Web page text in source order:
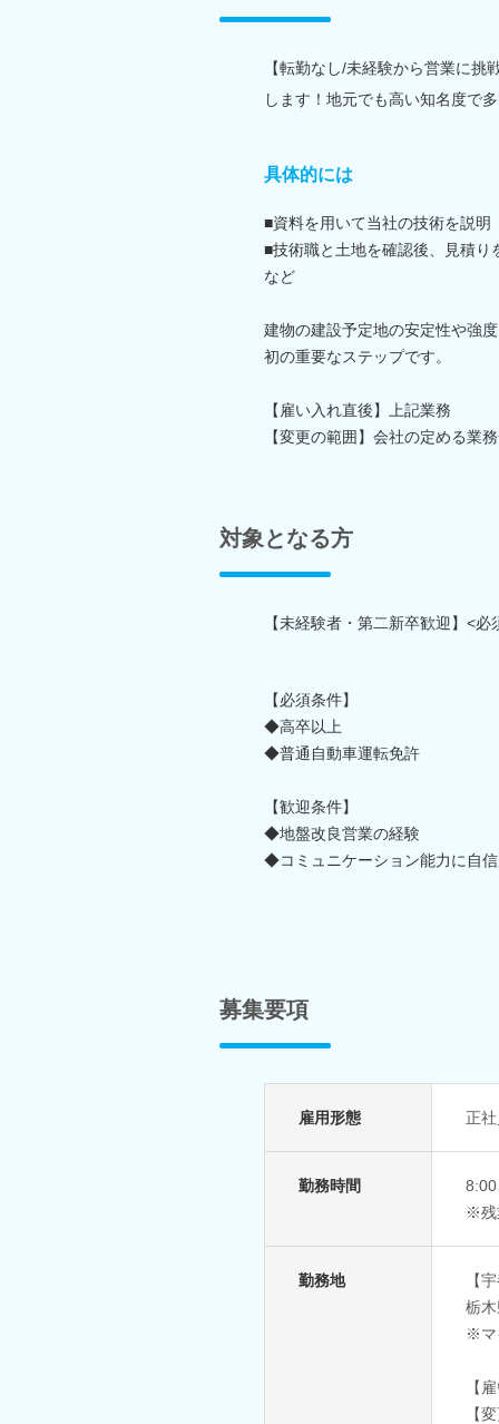
【転勤なし/未経験から営業に
します！地元でも高い知名度で
具体的には
■資料を用いて当社の技術を説明
■技術職と土地を確認後、見積り
など
建物の建設予定地の安定性や強
初の重要なステップです。
【雇い入れ直後】上記業務
【変更の範囲】会社の定める業
対象となる方
【未経験者・第二新卒歓迎】<
【必須条件】
◆高卒以上
◆普通自動車運転免許
【歓迎条件】
◆地盤改良営業の経験
◆コミュニケーション能力に自
募集要項
雇用形態 正
勤務時間
※残
勤務地
【
栃
※マ
【
【